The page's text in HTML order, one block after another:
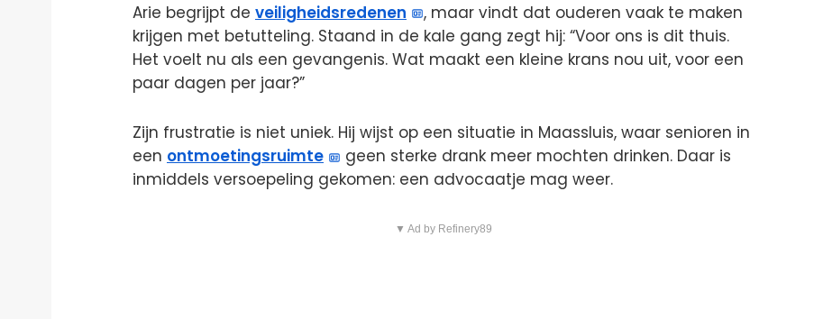
Arie begrijpt de veiligheidsredenen
, maar vindt dat ouderen vaak te maken
krijgen met betutteling. Staand in de kale gang zegt hij: “Voor ons is dit thuis.
Het voelt nu als een gevangenis. Wat maakt een kleine krans nou uit, voor een
paar dagen per jaar?”
Zijn frustratie is niet uniek. Hij wijst op een situatie in Maassluis, waar senioren in
een ontmoetingsruimte
geen sterke drank meer mochten drinken. Daar is
inmiddels versoepeling gekomen: een advocaatje mag weer.
▼ Ad by Refinery89